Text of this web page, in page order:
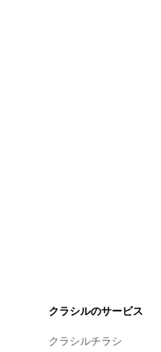
クラシルのサービス
クラシルチラシ